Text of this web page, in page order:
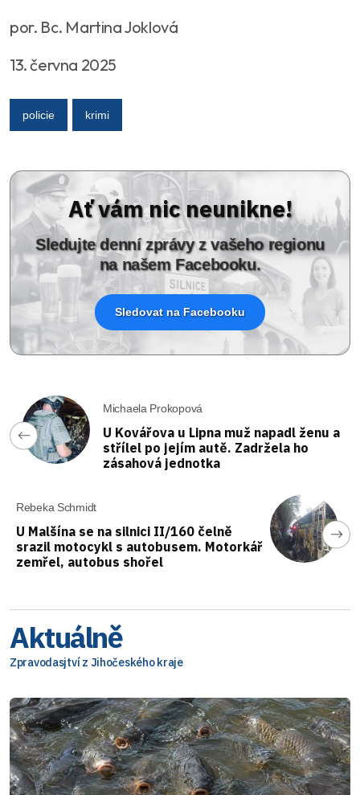
por. Bc. Martina Joklová
13. června 2025
policie krimi
Ať vám nic neunikne!
Sledujte denní zprávy z vašeho regionu
na našem Facebooku.
Sledovat na Facebooku
Michaela Prokopová
U Kovářova u Lipna muž napadl ženu a
střílel po jejím autě. Zadržela ho
zásahová jednotka
Rebeka Schmidt
U Malšína se na silnici II/160 čelně
srazil motocykl s autobusem. Motorkář
zemřel, autobus shořel
Aktuálně
Zpravodasjtví z Jihočeského kraje